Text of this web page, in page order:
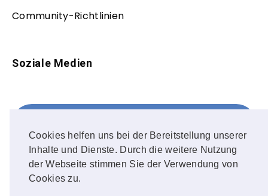
Cookies helfen uns bei der Bereitstellung unserer
Inhalte und Dienste. Durch die weitere Nutzung
der Webseite stimmen Sie der Verwendung von
Cookies zu.
Community-Richtlinien
Soziale Medien
FOLLOW ME!
Instagram
OUR PHOTOS!